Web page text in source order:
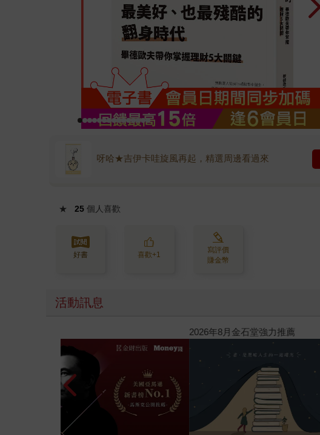
呀哈★吉伊卡哇旋風再起，精選周邊看過來
★ 25 個人喜歡
好書 喜歡+1
寫評價
賺金幣
活動訊息
【父親節禮物展】5折起，滿888送88點金幣